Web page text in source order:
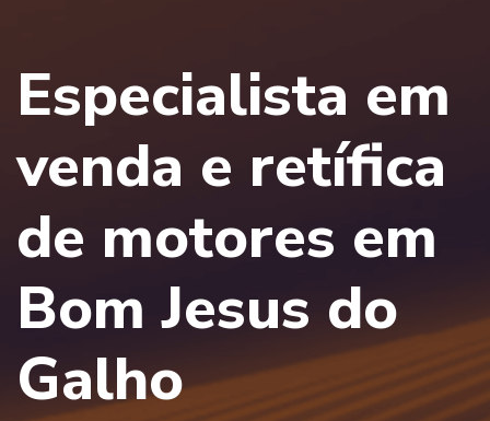
Especialista em
venda e retífica
de motores em
Bom Jesus do
Galho